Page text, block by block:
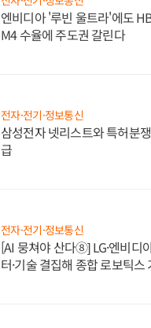
엔비디아 '루빈 울트라'에도
M4 수율에 주도권 갈린다
전자·전기·정보통신
삼성전자 넷리스트와 특허분
급
전자·전기·정보통신
[AI 뭉쳐야 산다⑧] LG·엔비디
터·기술 결집해 종합 로보틱스